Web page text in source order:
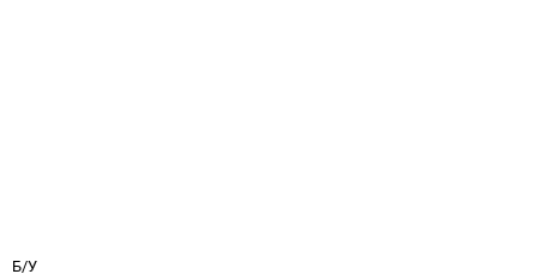
Б/У